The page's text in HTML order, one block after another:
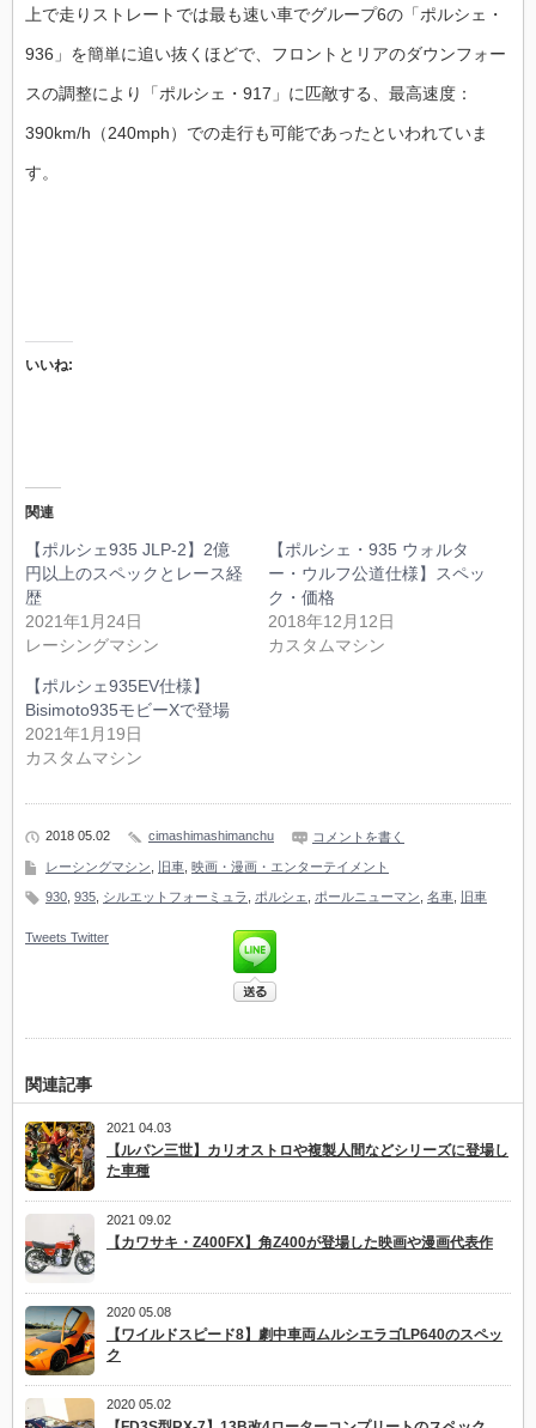
上で走りストレートでは最も速い車でグループ6の「ポルシェ・
936」を簡単に追い抜くほどで、フロントとリアのダウンフォー
スの調整により「ポルシェ・917」に匹敵する、最高速度：
390km/h（240mph）での走行も可能であったといわれていま
す。
いいね:
関連
【ポルシェ935 JLP-2】2億
円以上のスペックとレース経
歴
2021年1月24日
レーシングマシン
【ポルシェ・935 ウォルタ
ー・ウルフ公道仕様】スペッ
ク・価格
2018年12月12日
カスタムマシン
【ポルシェ935EV仕様】
Bisimoto935モビーXで登場
2021年1月19日
カスタムマシン
2018 05.02 cimashimashimanchu コメントを書く
レーシングマシン 旧車 映画・漫画・エンターテイメント
930 935 シルエットフォーミュラ ポルシェ ポールニューマン 名車 旧車
Tweets Twitter
関連記事
2021 04.03
【ルパン三世】カリオストロや複製人間などシリーズに登場し
た車種
2021 09.02
【カワサキ・Z400FX】角Z400が登場した映画や漫画代表作
2020 05.08
【ワイルドスピード8】劇中車両ムルシエラゴLP640のスペッ
ク
2020 05.02